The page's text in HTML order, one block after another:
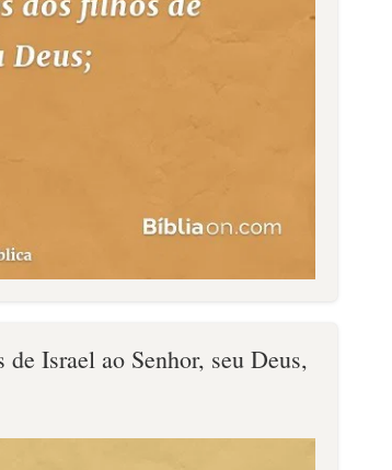
Israel ao Senhor, seu Deus,